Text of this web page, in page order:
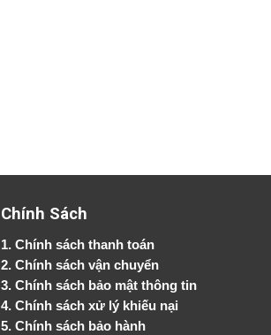
Chính Sách
1.Chính sách thanh toán
2.Chính sách vận chuyển
3. Chính sách bảo mật thông tin
4.Chính sách xử lý khiếu nại
5.Chính sách bảo hành